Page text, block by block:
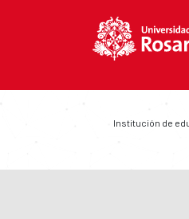
Institución de